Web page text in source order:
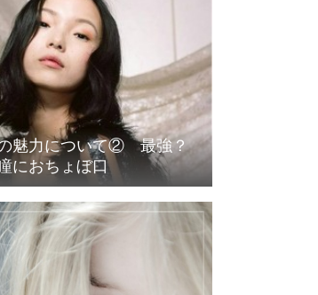
魅力について② 最強？
におちょぼ口